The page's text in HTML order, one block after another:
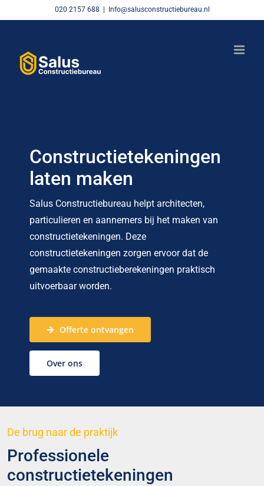
to
020 2157 688 Info@salusconstructiebureau.nl
Constructietekeningen
laten maken
Salus Constructiebureau helpt architecten,
particulieren en aannemers bij het maken van
constructietekeningen. Deze
constructietekeningen zorgen ervoor dat de
gemaakte constructieberekeningen praktisch
uitvoerbaar worden.
Offerte ontvangen
Over ons
De brug naar de praktijk
Professionele
constructietekeningen